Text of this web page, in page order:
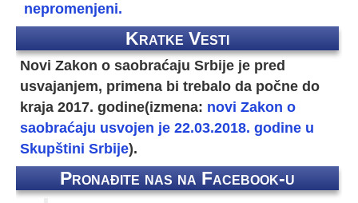
nepromenjeni.
Kratke Vesti
Novi Zakon o saobraćaju Srbije je pred
usvajanjem, primena bi trebalo da počne do
kraja 2017. godine(izmena: novi Zakon o
saobraćaju usvojen je 22.03.2018. godine u
Skupštini Srbije).
Pronađite nas na Facebook-u